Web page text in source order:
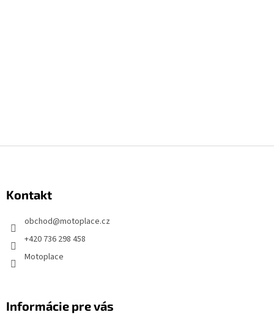
äKontakt
obchod@motoplace.cz
+420 736 298 458
Motoplace
Informácie pre vás